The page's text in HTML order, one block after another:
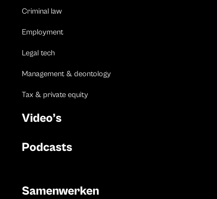
Criminal law
Employment
Legal tech
Management & deontology
Tax & private equity
Video’s
Podcasts
Samenwerken